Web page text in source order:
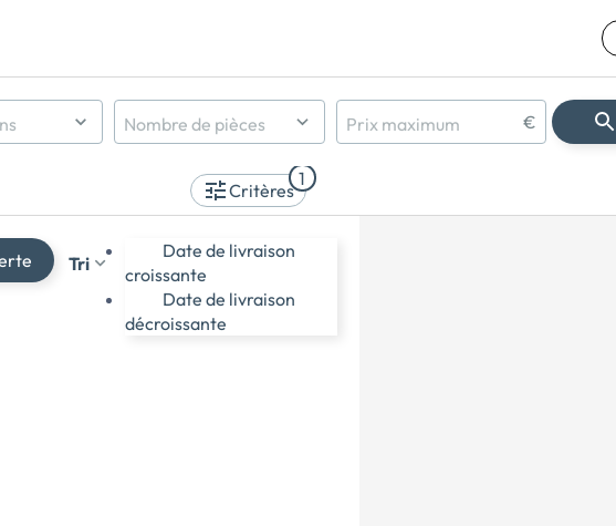
2 pièces et +
4 pièces et +
5 pièces et +
Nombre de pièces Prix maximum €
Critères
1
Tri
Date de livraison
croissante
Date de livraison
décroissante